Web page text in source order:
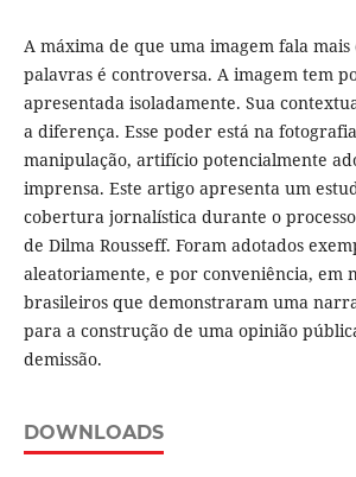
A máxima de que uma imagem fala
palavras é controversa. A imagem tem
apresentada isoladamente. Sua
a diferença. Esse poder está na
manipulação, artifício potencialmente
imprensa. Este artigo apresenta um
cobertura jornalística durante o
de Dilma Rousseff. Foram adotados
aleatoriamente, e por conveniência, em
brasileiros que demonstraram uma
para a construção de uma opinião
demissão.
DOWNLOADS